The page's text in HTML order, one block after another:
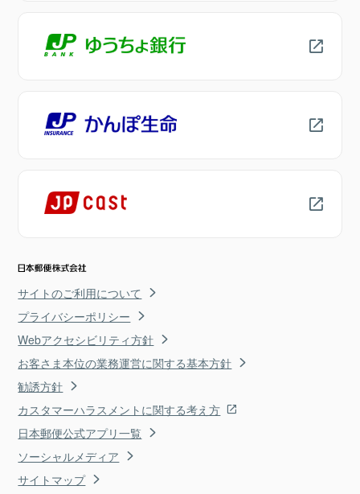
サイトのご利用について
プライバシーポリシー
Webアクセシビリティ方針
お客さま本位の業務運営に関する基本方針
勧誘方針
カスタマーハラスメントに関する考え方
日本郵便公式アプリ一覧
ソーシャルメディア
サイトマップ